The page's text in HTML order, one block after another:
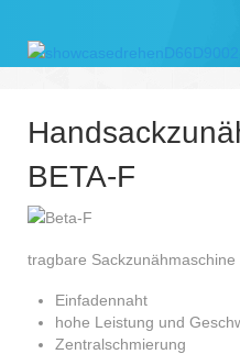
BETA-F
tragbare
Einfadennaht
hohe Leistung und
Zentralschmierung